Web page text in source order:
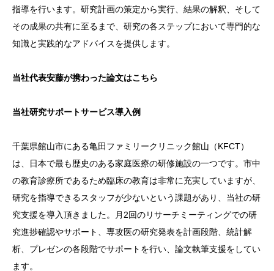
指導を行います。研究計画の策定から実行、結果の解釈、そして
その成果の共有に至るまで、研究の各ステップにおいて専門的な
知識と実践的なアドバイスを提供します。
当社代表安藤が携わった論文はこちら
当社研究サポートサービス導入例
千葉県館山市にある亀田ファミリークリニック館山（KFCT）
は、日本で最も歴史のある家庭医療の研修施設の一つです。市中
の教育診療所であるため臨床の教育は非常に充実していますが、
研究を指導できるスタッフが少ないという課題があり、当社の研
究支援を導入頂きました。月2回のリサーチミーティングでの研
究進捗確認やサポート、専攻医の研究発表を計画段階、統計解
析、プレゼンの各段階でサポートを行い、論文執筆支援をしてい
ます。